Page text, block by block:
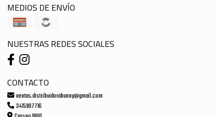
MEDIOS DE ENVÍO
NUESTRAS REDES SOCIALES
CONTACTO
ventas.distribuidorabunny@gmail.com
3415907716